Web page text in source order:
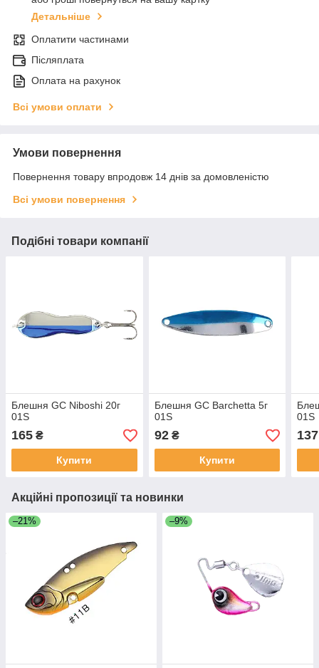
Детальніше
Оплатити частинами
Післяплата
Оплата на рахунок
Всі умови оплати
Умови повернення
Повернення товару впродовж 14 днів за домовленістю
Всі умови повернення
Подібні товари компанії
Блешня GC Niboshi 20г
01S
165 ₴
Купити
Блешня GC Barchetta 5г
01S
92₴
Купити
01S
137
Акційні пропозиції та новинки
–21% –9%